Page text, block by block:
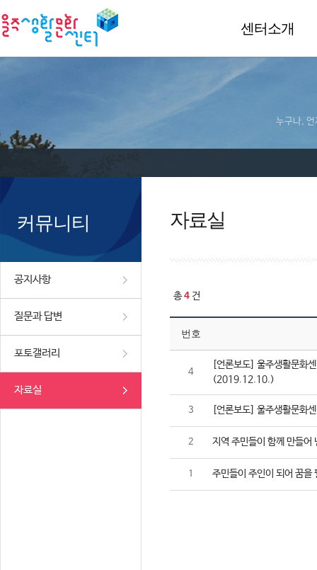
센터소개
누구나, 언
커뮤니티
공지사항
질문과 답변
포토갤러리
자료실
자료실
총4 건
번호
4
[언론보도] 울주생활문화
(2019.12.10.)
3 [언론보도] 울주생활문화
2 지역 주민들이 함께 만들
1 주민들이 주인이 되어 꿈